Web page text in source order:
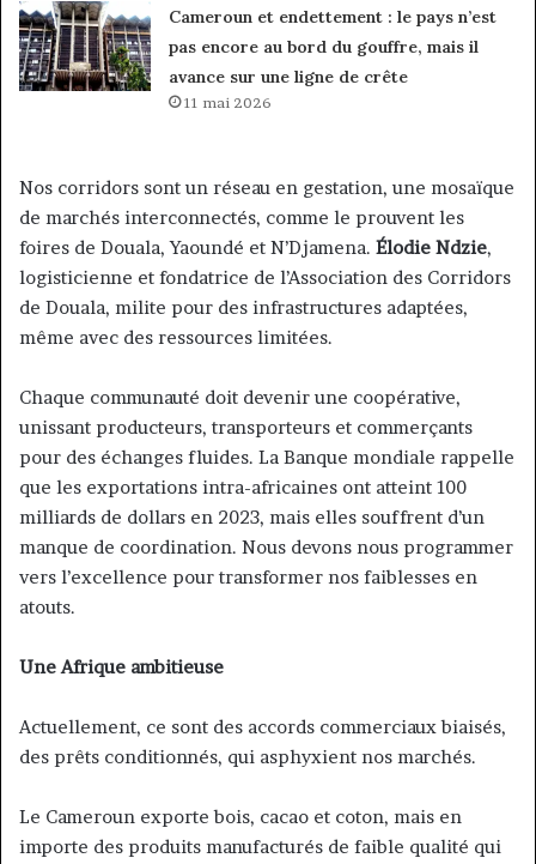
Cameroun et endettement : le pays n’est
pas encore au bord du gouffre, mais il
avance sur une ligne de crête
11 mai 2026
Nos corridors sont un réseau en gestation, une mosaïque
de marchés interconnectés, comme le prouvent les
foires de Douala, Yaoundé et N’Djamena. Élodie Ndzie,
logisticienne et fondatrice de l’Association des Corridors
de Douala, milite pour des infrastructures adaptées,
même avec des ressources limitées.
Chaque communauté doit devenir une coopérative,
unissant producteurs, transporteurs et commerçants
pour des échanges fluides. La Banque mondiale rappelle
que les exportations intra-africaines ont atteint 100
milliards de dollars en 2023, mais elles souffrent d’un
manque de coordination. Nous devons nous programmer
vers l’excellence pour transformer nos faiblesses en
atouts.
Une Afrique ambitieuse
Actuellement, ce sont des accords commerciaux biaisés,
des prêts conditionnés, qui asphyxient nos marchés.
Le Cameroun exporte bois, cacao et coton, mais en
importe des produits manufacturés de faible qualité qui